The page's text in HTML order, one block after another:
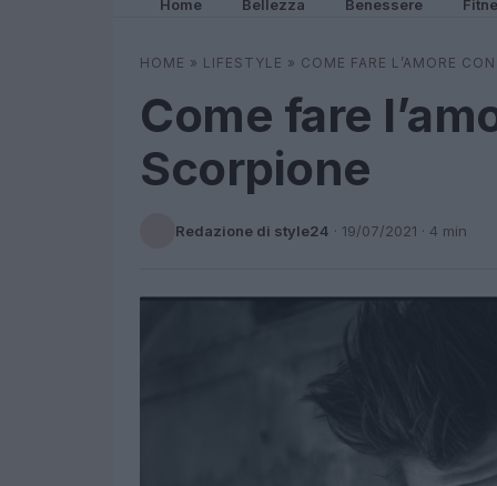
Home Bellezza Benessere
HOME » LIFESTYLE » COME FARE L’AMORE
Come fare
Scorpione
Redazione di style24 · 19/07/2021 · 4 min